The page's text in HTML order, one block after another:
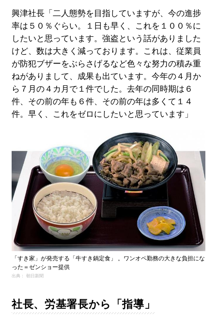
興津社長「二人態勢を目指していますが、今の進捗
率は５０％ぐらい。１日も早く、これを１００％に
したいと思っています。強盗という話がありました
けど、数は大きく減っております。これは、従業員
が防犯ブザーをぶらさげるなど色々な努力の積み重
ねがありまして、成果も出ています。今年の４月か
ら７月の４カ月で１件でした。去年の同時期は６
件、その前の年も６件、その前の年は多くて１４
件。早く、これをゼロにしたいと思っています」
「すき家」が発売する「牛すき鍋定食」 。ワンオペ勤務の大きな負担にな
った＝ゼンショー提供
出典： 朝日新聞
社長、労基署長から「指導」